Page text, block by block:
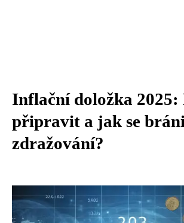
Inflační doložka 2025:
připravit a jak se
zdražování?